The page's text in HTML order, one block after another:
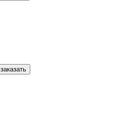
заказать